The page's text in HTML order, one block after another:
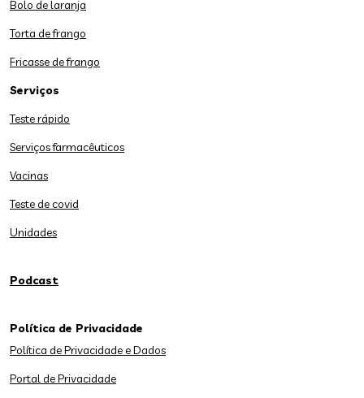
Bolo de laranja
Torta de frango
Fricasse de frango
Serviços
Teste rápido
Serviços farmacêuticos
Vacinas
Teste de covid
Unidades
Podcast
Política de Privacidade
Política de Privacidade e Dados
Portal de Privacidade